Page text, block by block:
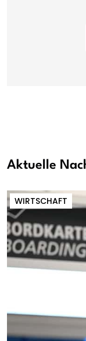
Aktuelle
WIRTSCHAFT